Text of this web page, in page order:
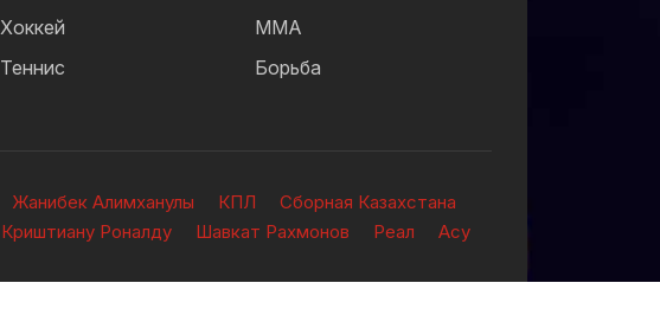
Хоккей
Теннис
ММА
Борьба
Жанибек Алимханулы КПЛ
Сборная Казахстана
Криштиану Роналду Шавкат Рахмонов Реал
Асу